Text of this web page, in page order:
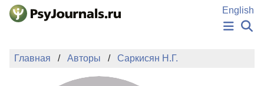
Перейти к основному содержанию
English
НОВОСТИ
АВТОРЫ
Главная Авторы Саркисян Н.Г.